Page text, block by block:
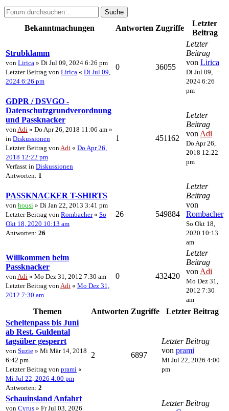
Suche
Bekanntmachungen Antworten Zugriffe
Letzter
Beitrag
Strubklamm
von Lirica » Di Jul 09, 2024 6:26 pm
Letzter Beitrag von Lirica « Di Jul 09,
2024 6:26 pm
0 36055
Letzter
Beitrag
von Lirica
Di Jul 09,
2024 6:26
pm
GDPR / DSVGO -
Datenschutzgrundverordnung
und Passknacker
von Adi » Do Apr 26, 2018 11:06 am »
in Diskussionen
Letzter Beitrag von Adi « Do Apr 26,
2018 12:22 pm
Verfasst in Diskussionen
Antworten: 1
1 451162
Letzter
Beitrag
von Adi
Do Apr 26,
2018 12:22
pm
PASSKNACKER T-SHIRTS
von housi » Di Jan 22, 2013 3:41 pm
Letzter Beitrag von Rombacher« So
Okt 18, 2020 10:13 am
Antworten: 26
26 549884
Letzter
Beitrag
von
Rombacher
So Okt 18,
2020 10:13
am
Willkommen beim
Passknacker
von Adi » Mo Dez 31, 2012 7:30 am
Letzter Beitrag von Adi « Mo Dez 31,
2012 7:30 am
0 432420
Letzter
Beitrag
von Adi
Mo Dez 31,
2012 7:30
am
Themen Antworten Zugriffe
Letzter Beitrag
Scheltenpass bis Juni
ab Rest. Guldental
tagsüber gesperrt
von Suzie » Mi Mär 14, 2018
6:42 pm
Letzter Beitrag von prami «
Mi Jul 22, 2026 4:00 pm
Antworten: 2
2 6897
Letzter Beitrag
von prami
Mi Jul 22, 2026 4:00
pm
Schauinsland Anfahrt
von Cyrus » Fr Jul 03, 2026
Letzter Beitrag